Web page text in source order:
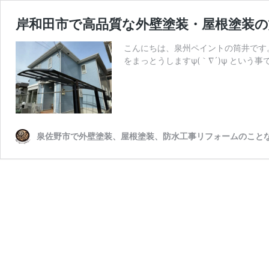
岸和田市で高品質な外壁塗装・屋根塗装
こんにちは、泉州ペイントの筒井で
をまっとうしますψ(｀∇´)ψ という
泉佐野市で外壁塗装、屋根塗装、防水工事リフォームのこ